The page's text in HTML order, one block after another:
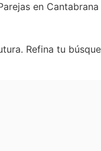
en Cantabrana
Refina tu